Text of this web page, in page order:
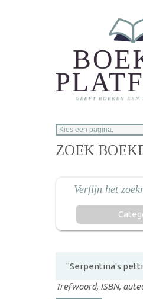
ZOEK
Trefwoord, ISBN,